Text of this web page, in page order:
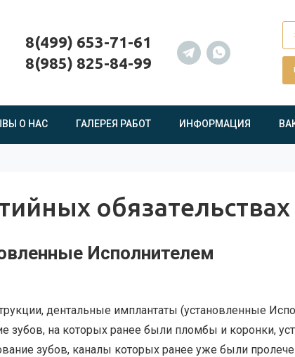
8(499) 653-71-61
8(985) 825-84-99
О НАС ГАЛЕРЕЯ РАБОТ ИНФОРМАЦИЯ
обязательствах
Исполнителем
дентальные имплантаты (установленные
зубов, на которых ранее были пломбы и коронки,
зубов, каналы которых ранее уже были